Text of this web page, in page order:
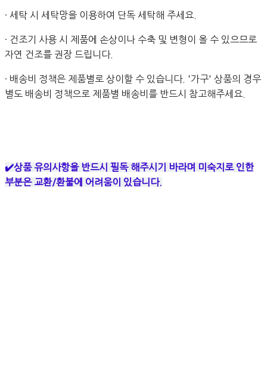
· 세탁 시 세탁망을 이용하여 단독 세탁해 주세요.
· 건조기 사용 시 제품에 손상이나 수축 및 변형이 올 수 있으므로
자연 건조를 권장 드립니다.
· 배송비 정책은 제품별로 상이할 수 있습니다. '가구' 상품의 경우
별도 배송비 정책으로 제품별 배송비를 반드시 참고해주세요.
✔️상품 유의사항을 반드시 필독 해주시기 바라며 미숙지로 인한
부분은 교환/환불에 어려움이 있습니다.